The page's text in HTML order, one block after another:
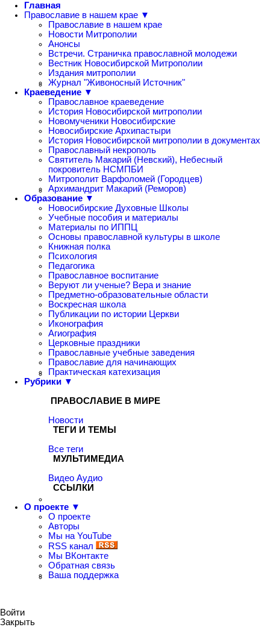
Главная
Православие в нашем крае ▼
Православие в нашем крае
Новости Митрополии
Анонсы
Встречи. Страничка православной молодежи
Вестник Новосибирской Митрополии
Издания митрополии
Журнал "Живоносный Источник"
Краеведение ▼
Православное краеведение
История Новосибирской митрополии
Новомученики Новосибирские
Новосибирские Архипастыри
История Новосибирской митрополии в документах
Православный некрополь
Святитель Макарий (Невский), Небесный
покровитель НСМПБИ
Митрополит Варфоломей (Городцев)
Архимандрит Макарий (Реморов)
Образование ▼
Новосибирские Духовные Школы
Учебные пособия и материалы
Материалы по ИППЦ
Основы православной культуры в школе
Книжная полка
Психология
Педагогика
Православное воспитание
Веруют ли ученые? Вера и знание
Предметно-образовательные области
Воскресная школа
Публикации по истории Церкви
Иконография
Агиография
Церковные праздники
Православные учебные заведения
Православие для начинающих
Практическая катехизация
Рубрики ▼
ПРАВОСЛАВИЕ В МИРЕ
Новости
ТЕГИ И ТЕМЫ
Все теги
МУЛЬТИМЕДИА
Видео Аудио
ССЫЛКИ
О проекте ▼
О проекте
Авторы
Мы на YouTube
RSS канал
Мы ВКонтакте
Обратная связь
Ваша поддержка
Войти
Закрыть